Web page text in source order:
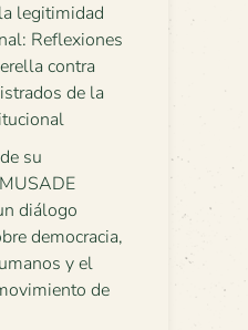
legitimidad
Reflexiones
contra
de la
su
diálogo
democracia,
y el
de